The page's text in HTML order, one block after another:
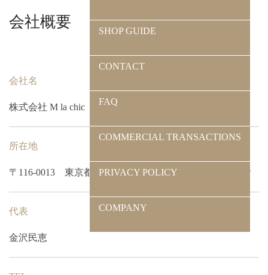
SHOP GUIDE
CONTACT
FAQ
COMMERCIAL TRANSACTIONS
PRIVACY POLICY
COMPANY
会社概要
会社名
株式会社 M la chic
所在地
〒116-0013 東京都荒川区西日暮里4-21-2 N・Fビル5階
代表
金沢民恵